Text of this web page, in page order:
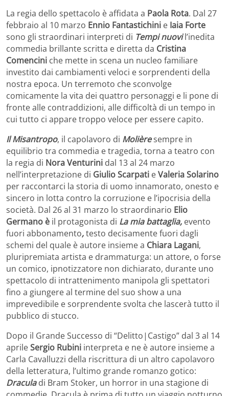
La regia dello spettacolo è affidata a Paola Rota. Dal 27
febbraio al 10 marzo Ennio Fantastichini e Iaia Forte
sono gli straordinari interpreti di Tempi nuovil’inedita
commedia brillante scritta e diretta da Cristina
Comencini che mette in scena un nucleo familiare
investito dai cambiamenti veloci e sorprendenti della
nostra epoca. Un terremoto che sconvolge
comicamente la vita dei quattro personaggi e li pone di
fronte alle contraddizioni, alle difficoltà di un tempo in
cui tutto ci appare troppo veloce per essere capito.
Il Misantropo, il capolavoro di Molièresempre in
equilibrio tra commedia e tragedia, torna a teatro con
la regia di Nora Venturini dal 13 al 24 marzo
nell’interpretazione di Giulio Scarpati eValeria Solarino
per raccontarci la storia di uomo innamorato, onesto e
sincero in lotta contro la corruzione e l’ipocrisia della
società. Dal 26 al 31 marzo lo straordinario Elio
Germano è il protagonista di La mia battaglia, evento
fuori abbonamento,testo decisamente fuori dagli
schemi del quale è autore insieme a Chiara Lagani,
pluripremiata artista e drammaturga: un attore, o forse
un comico, ipnotizzatore non dichiarato, durante uno
spettacolo di intrattenimento manipola gli spettatori
fino a giungere al termine del suo show a una
imprevedibile e sorprendente svolta che lascerà tutto il
pubblico di stucco.
Dopo il Grande Successo di “Delitto|Castigo” dal 3 al 14
aprileSergio Rubini interpreta e ne è autore insieme a
Carla Cavalluzzi della riscrittura di un altro capolavoro
della letteratura, l’ultimo grande romanzo gotico:
Draculadi Bram Stoker, un horror in una stagione di